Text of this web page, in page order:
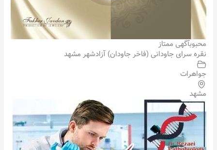
محبوبآگهی ممتاز
نقره سرای جاودانی (فاخر جاودان) آزادشهر مشهد
جواهرات
مشهد